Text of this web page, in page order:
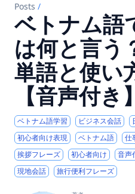
Posts /
ベトナム語
は何と言う
単語と使い
【音声付き】
ベトナム語学習 ビジネス会話
初心者向け表現
ベトナム語 仕
挨拶フレーズ
初心者向け 音声
現地会話
旅行便利フレーズ